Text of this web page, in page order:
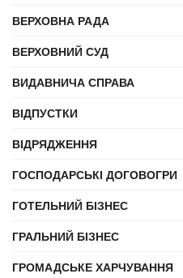
ВЕРХОВНА РАДА
ВЕРХОВНИЙ СУД
ВИДАВНИЧА СПРАВА
ВІДПУСТКИ
ВІДРЯДЖЕННЯ
ГОСПОДАРСЬКІ ДОГОВОГРИ
ГОТЕЛЬНИЙ БІЗНЕС
ГРАЛЬНИЙ БІЗНЕС
ГРОМАДСЬКЕ ХАРЧУВАННЯ